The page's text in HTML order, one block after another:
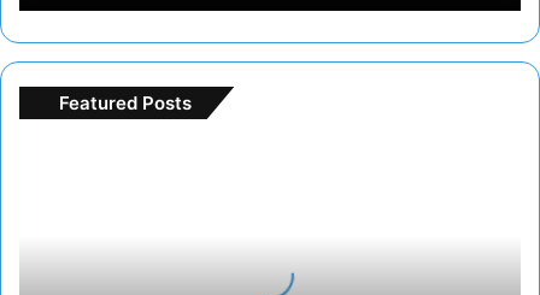
Featured Posts